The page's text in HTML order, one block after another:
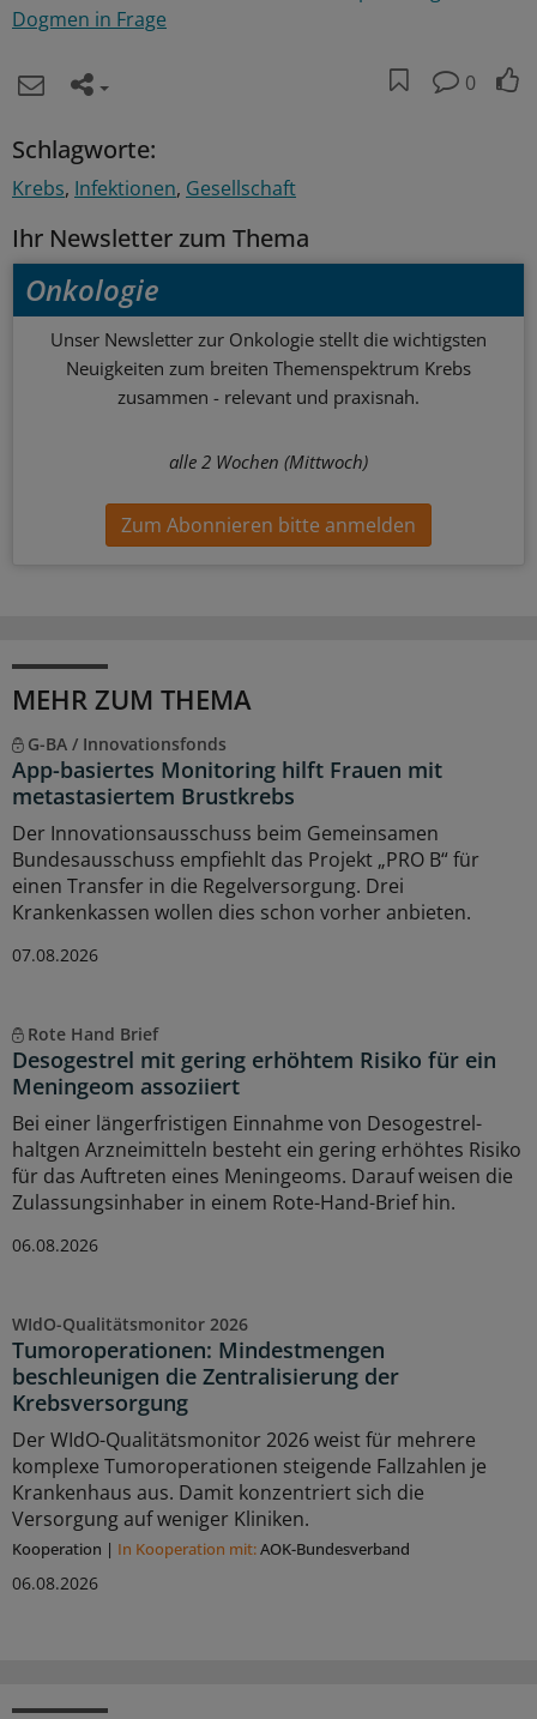
Dogmen in Frage
0
Schlagworte:
Krebs Infektionen Gesellschaft
Ihr Newsletter zum Thema
Onkologie
Unser Newsletter zur Onkologie stellt die wichtigsten
Neuigkeiten zum breiten Themenspektrum Krebs
zusammen - relevant und praxisnah.
alle 2 Wochen (Mittwoch)
Zum Abonnieren bitte anmelden
MEHR ZUM THEMA
G-BA / Innovationsfonds
App-basiertes Monitoring hilft Frauen mit
metastasiertem Brustkrebs
Der Innovationsausschuss beim Gemeinsamen
Bundesausschuss empfiehlt das Projekt „PRO B“ für
einen Transfer in die Regelversorgung. Drei
Krankenkassen wollen dies schon vorher anbieten.
07.08.2026
Rote Hand Brief
Desogestrel mit gering erhöhtem Risiko für ein
Meningeom assoziiert
Bei einer längerfristigen Einnahme von Desogestrel-
haltgen Arzneimitteln besteht ein gering erhöhtes Risiko
für das Auftreten eines Meningeoms. Darauf weisen die
Zulassungsinhaber in einem Rote-Hand-Brief hin.
06.08.2026
WIdO-Qualitätsmonitor 2026
Tumoroperationen: Mindestmengen
beschleunigen die Zentralisierung der
Krebsversorgung
Der WIdO-Qualitätsmonitor 2026 weist für mehrere
komplexe Tumoroperationen steigende Fallzahlen je
Krankenhaus aus. Damit konzentriert sich die
Versorgung auf weniger Kliniken.
Kooperation | In Kooperation mit:AOK-Bundesverband
06.08.2026